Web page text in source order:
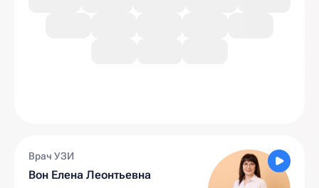
Врач УЗИ
Вон Елена Леонтьевна